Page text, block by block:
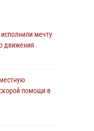
41
в связи с
к
мечту
движения
помощи в